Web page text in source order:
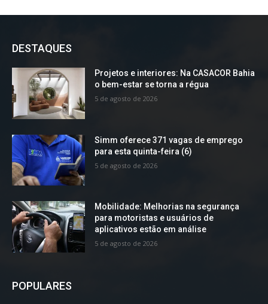
DESTAQUES
Projetos e interiores: Na CASACOR Bahia
o bem-estar se torna a régua
5 de agosto de 2026
Simm oferece 371 vagas de emprego
para esta quinta-feira (6)
5 de agosto de 2026
Mobilidade: Melhorias na segurança
para motoristas e usuários de
aplicativos estão em análise
5 de agosto de 2026
POPULARES